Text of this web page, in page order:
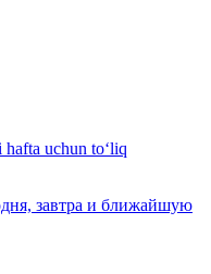
uchun to‘liq
завтра и ближайшую